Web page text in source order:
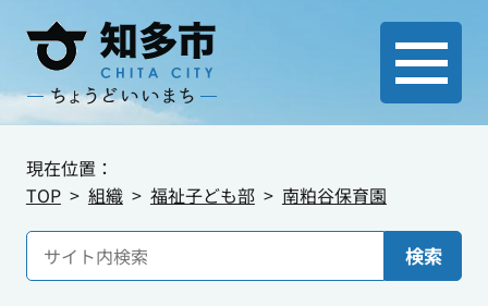
現在位置：
TOP
組織 福祉子ども部 南粕谷保育園
検索